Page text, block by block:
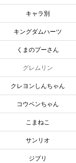
キャラ別
キングダムハーツ
くまのプーさん
グレムリン
クレヨンしんちゃん
コウペンちゃん
こまねこ
サンリオ
ジブリ